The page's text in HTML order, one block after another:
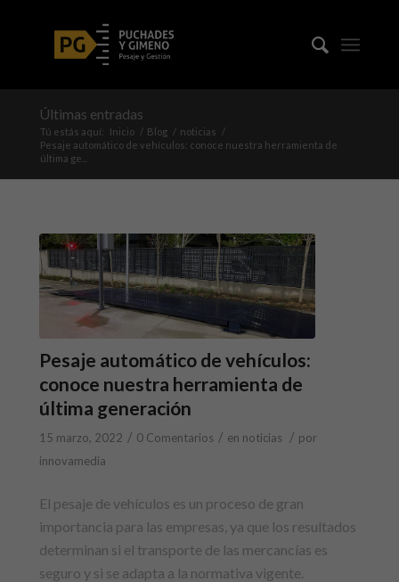
Últimas entradas
Tú estás aquí: Inicio / Blog / noticias
/
Pesaje automático de vehículos: conoce nuestra herramienta de
última ge...
Pesaje automático de vehículos:
conoce nuestra herramienta de
última generación
15 marzo, 2022 / 0 Comentarios / en noticias / por
innovamedia
El pesaje de vehículos es un proceso de gran
importancia para las empresas, ya que los resultados
determinan si el transporte de las mercancías es
seguro y si se adapta a la normativa vigente.